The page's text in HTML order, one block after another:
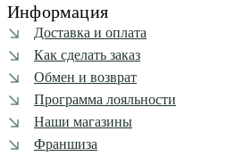
Информация
Доставка и оплата
Как сделать заказ
Обмен и возврат
Программа лояльности
Наши магазины
Франшиза